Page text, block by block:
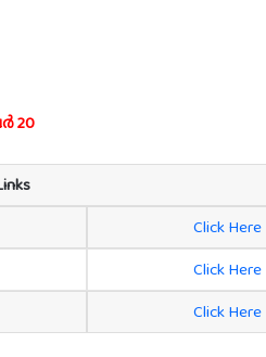
20
Click Here
Click Here
Click Here